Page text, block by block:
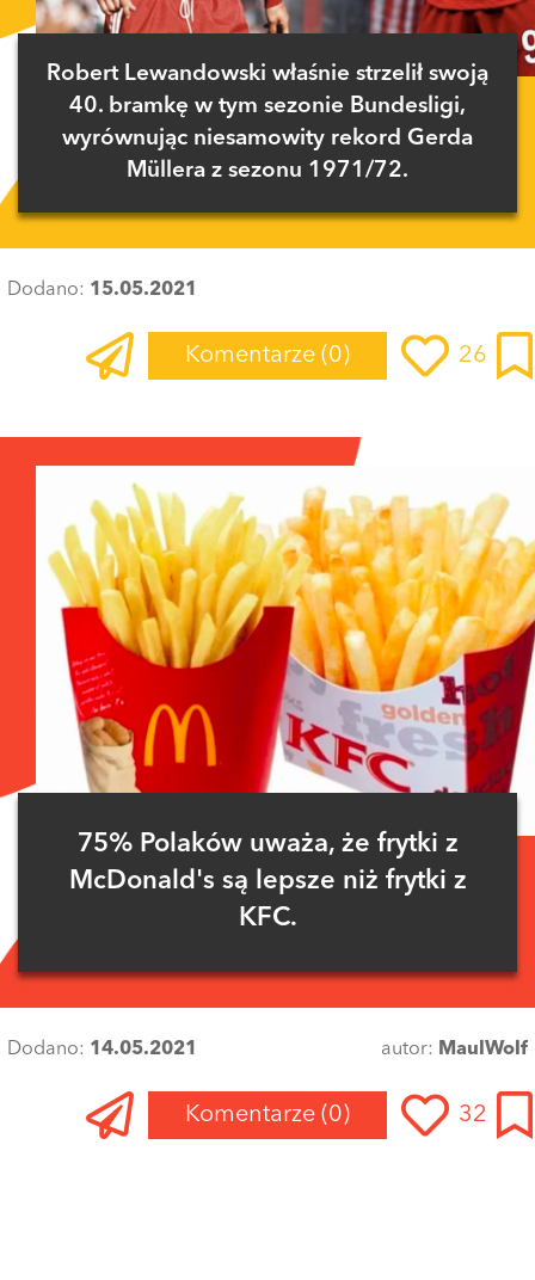
Robert Lewandowski właśnie strzelił swoją
40. bramkę w tym sezonie Bundesligi,
wyrównując niesamowity rekord Gerda
Müllera z sezonu 1971/72.
Dodano: 15.05.2021
Komentarze (0) 26
75% Polaków uważa, że frytki z
McDonald's są lepsze niż frytki z
KFC.
Dodano: 14.05.2021 autor: MaulWolf
Komentarze (0) 32